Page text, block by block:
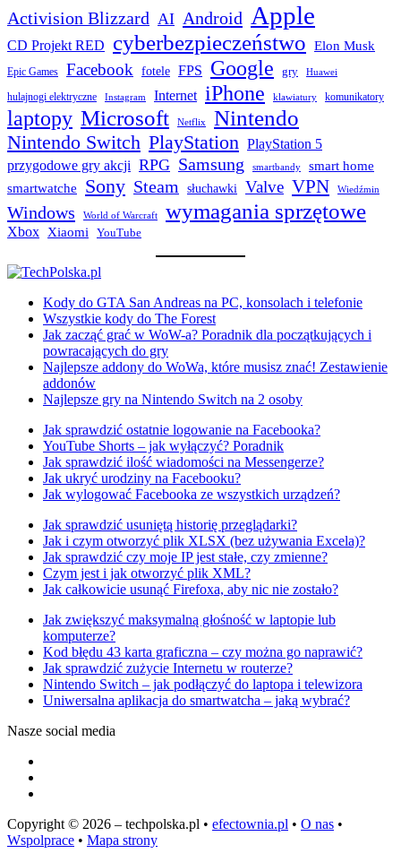
Activision Blizzard AI Android Apple
CD Projekt RED cyberbezpieczeństwo Elon Musk
Epic Games Facebook fotele FPS Google gry Huawei
hulajnogi elektryczne Instagram Internet iPhone klawiatury komunikatory
laptopy Microsoft Netflix Nintendo
Nintendo Switch PlayStation PlayStation 5
przygodowe gry akcji RPG Samsung smartbandy smart home
smartwatche Sony Steam słuchawki Valve VPN Wiedźmin
Windows World of Warcraft wymagania sprzętowe
Xbox Xiaomi YouTube
Kody do GTA San Andreas na PC, konsolach i telefonie
Wszystkie kody do The Forest
Jak zacząć grać w WoW-a? Poradnik dla początkujących i
powracających do gry
Najlepsze addony do WoWa, które musisz znać! Zestawienie
addonów
Najlepsze gry na Nintendo Switch na 2 osoby
Jak sprawdzić ostatnie logowanie na Facebooka?
YouTube Shorts – jak wyłączyć? Poradnik
Jak sprawdzić ilość wiadomości na Messengerze?
Jak ukryć urodziny na Facebooku?
Jak wylogować Facebooka ze wszystkich urządzeń?
Jak sprawdzić usuniętą historię przeglądarki?
Jak i czym otworzyć plik XLSX (bez używania Excela)?
Jak sprawdzić czy moje IP jest stałe, czy zmienne?
Czym jest i jak otworzyć plik XML?
Jak całkowicie usunąć Firefoxa, aby nic nie zostało?
Jak zwiększyć maksymalną głośność w laptopie lub
komputerze?
Kod błędu 43 karta graficzna – czy można go naprawić?
Jak sprawdzić zużycie Internetu w routerze?
Nintendo Switch – jak podłączyć do laptopa i telewizora
Uniwersalna aplikacja do smartwatcha – jaką wybrać?
Nasze social media
Copyright © 2026 – techpolska.pl • efectownia.pl • O nas •
Wspolprace • Mapa strony